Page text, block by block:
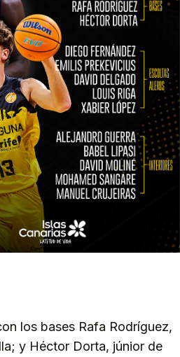
los bases Rafa Rodríguez,
y Héctor Dorta, júnior de